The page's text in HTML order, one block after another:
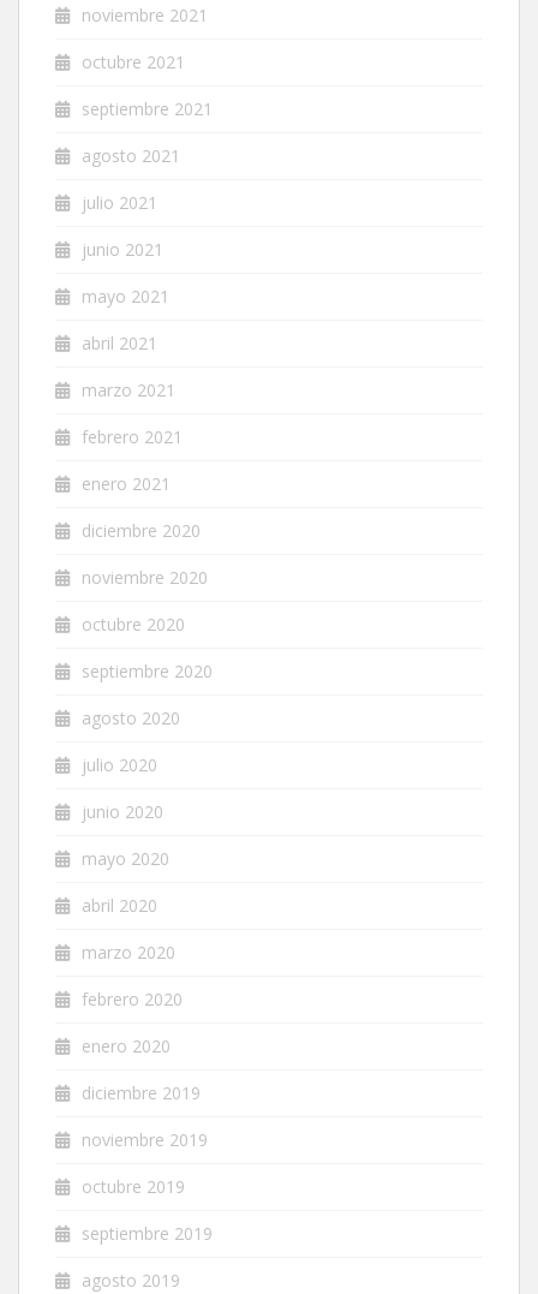
noviembre 2021
octubre 2021
septiembre 2021
agosto 2021
julio 2021
junio 2021
mayo 2021
abril 2021
marzo 2021
febrero 2021
enero 2021
diciembre 2020
noviembre 2020
octubre 2020
septiembre 2020
agosto 2020
julio 2020
junio 2020
mayo 2020
abril 2020
marzo 2020
febrero 2020
enero 2020
diciembre 2019
noviembre 2019
octubre 2019
septiembre 2019
agosto 2019